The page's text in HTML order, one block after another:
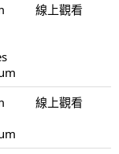
線上觀看
線上觀看